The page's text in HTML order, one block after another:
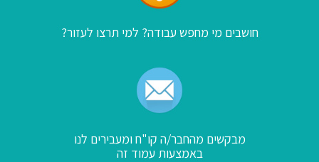
חושבים מי מחפש עבודה? למי תרצו לעזור?
מבקשים מהחבר/ה קו"ח ומעבירים לנו
באמצעות עמוד זה